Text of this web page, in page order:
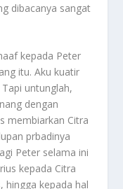
dibacanya sangat
kepada Peter
itu. Aku kuatir
untunglah,
dengan
membiarkan Citra
prbadinya
Peter selama ini
kepada Citra
hingga kepada hal